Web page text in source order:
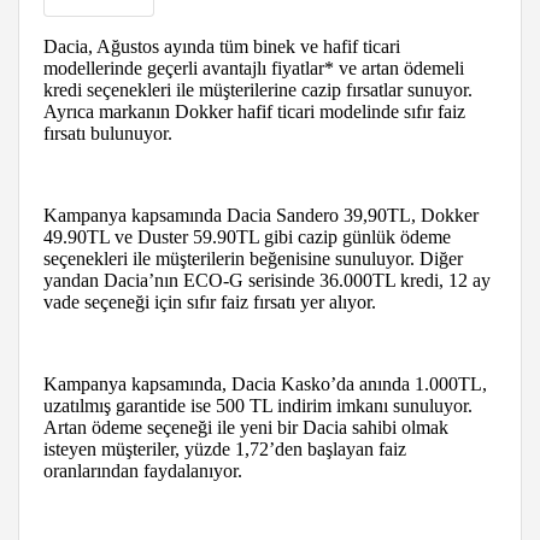
Dacia, Ağustos ayında tüm binek ve hafif ticari
modellerinde geçerli avantajlı fiyatlar* ve artan ödemeli
kredi seçenekleri ile müşterilerine cazip fırsatlar sunuyor.
Ayrıca markanın Dokker hafif ticari modelinde sıfır faiz
fırsatı bulunuyor.
Kampanya kapsamında Dacia Sandero 39,90TL, Dokker
49.90TL ve Duster 59.90TL gibi cazip günlük ödeme
seçenekleri ile müşterilerin beğenisine sunuluyor. Diğer
yandan Dacia’nın ECO-G serisinde 36.000TL kredi, 12 ay
vade seçeneği için sıfır faiz fırsatı yer alıyor.
Kampanya kapsamında, Dacia Kasko’da anında 1.000TL,
uzatılmış garantide ise 500 TL indirim imkanı sunuluyor.
Artan ödeme seçeneği ile yeni bir Dacia sahibi olmak
isteyen müşteriler, yüzde 1,72’den başlayan faiz
oranlarından faydalanıyor.